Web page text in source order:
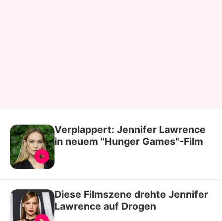
Verplappert: Jennifer Lawrence
in neuem "Hunger Games"-Film
Diese Filmszene drehte Jennifer
Lawrence auf Drogen